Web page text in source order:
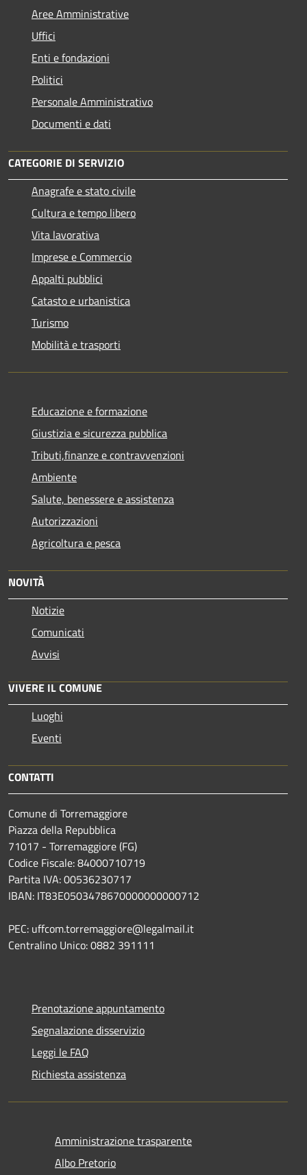
Aree Amministrative
Uffici
Enti e fondazioni
Politici
Personale Amministrativo
Documenti e dati
CATEGORIE DI SERVIZIO
Anagrafe e stato civile
Cultura e tempo libero
Vita lavorativa
Imprese e Commercio
Appalti pubblici
Catasto e urbanistica
Turismo
Mobilità e trasporti
Educazione e formazione
Giustizia e sicurezza pubblica
Tributi,finanze e contravvenzioni
Ambiente
Salute, benessere e assistenza
Autorizzazioni
Agricoltura e pesca
NOVITÀ
Notizie
Comunicati
Avvisi
VIVERE IL COMUNE
Luoghi
Eventi
CONTATTI
Comune di Torremaggiore
Piazza della Repubblica
71017 - Torremaggiore (FG)
Codice Fiscale: 84000710719
Partita IVA: 00536230717
IBAN: IT83E0503478670000000000712
PEC: uffcom.torremaggiore@legalmail.it
Centralino Unico: 0882 391111
Prenotazione appuntamento
Segnalazione disservizio
Leggi le FAQ
Richiesta assistenza
Amministrazione trasparente
Albo Pretorio